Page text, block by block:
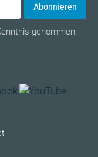
Abonnieren
genommen.